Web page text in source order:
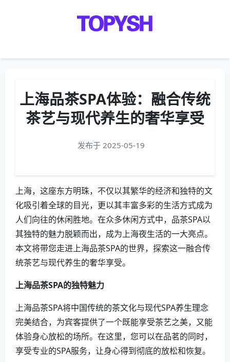
上海品茶SPA体验：融合传统
茶艺与现代养生的奢华享受
发布于 2025-05-19
上海，这座东方明珠，不仅以其繁华的经济和独特的文
化吸引着全球的目光，更以其丰富多彩的生活方式成为
人们向往的休闲胜地。在众多休闲方式中，品茶SPA以
其独特的魅力脱颖而出，成为上海夜生活的一大亮点。
本文将带您走进上海品茶SPA的世界，探索这一融合传
统茶艺与现代养生的奢华享受。
上海品茶SPA的独特魅力
上海品茶SPA将中国传统的茶文化与现代SPA养生理念
完美结合，为宾客提供了一个既能享受茶艺之美，又能
体验身心放松的场所。在这里，您可以在品茗的同时，
享受专业的SPA服务，让身心得到彻底的放松和恢复。